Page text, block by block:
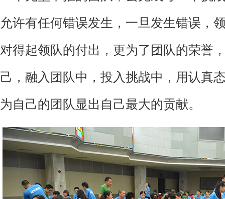
允许有任何错误发生，一旦发生错误，
对得起领队的付出，更为了团队的荣誉
己，融入团队中，投入挑战中，用认真
为自己的团队显出自己最大的贡献。